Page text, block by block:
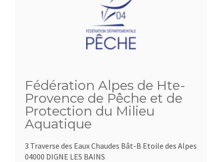
Fédération Alpes de Hte-
Provence de Pêche et de
Protection du Milieu
Aquatique
3 Traverse des Eaux Chaudes Bât-B Etoile des Alpes
04000 DIGNE LES BAINS